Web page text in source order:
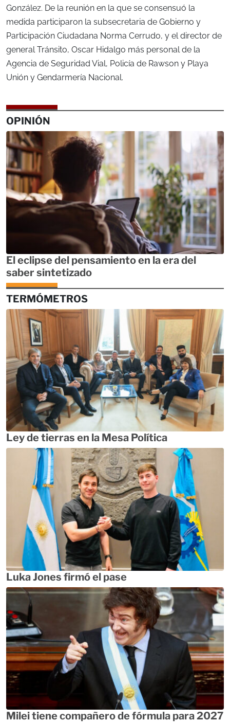
González. De la reunión en la que se consensuó la
medida participaron la subsecretaria de Gobierno y
Participación Ciudadana Norma Cerrudo, y el director de
general Tránsito, Oscar Hidalgo más personal de la
Agencia de Seguridad Vial, Policía de Rawson y Playa
Unión y Gendarmería Nacional.
OPINIÓN
El eclipse del pensamiento en la era del
saber sintetizado
TERMÓMETROS
Ley de tierras en la Mesa Política
Luka Jones firmó el pase
Milei tiene compañero de fórmula para 2027